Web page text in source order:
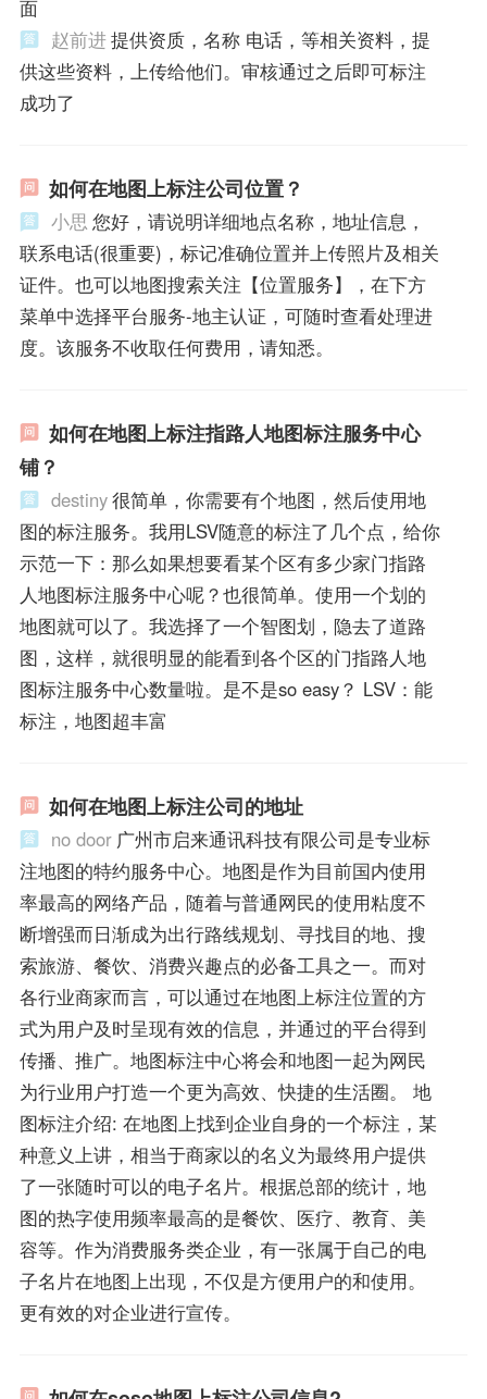
面
赵前进提供资质，名称 电话，等相关资料，提
供这些资料，上传给他们。审核通过之后即可标注
成功了
如何在地图上标注公司位置？
小思 您好，请说明详细地点名称，地址信息，
联系电话(很重要)，标记准确位置并上传照片及相关
证件。也可以地图搜索关注【位置服务】，在下方
菜单中选择平台服务-地主认证，可随时查看处理进
度。该服务不收取任何费用，请知悉。
如何在地图上标注指路人地图标注服务中心
铺？
destiny很简单，你需要有个地图，然后使用地
图的标注服务。我用LSV随意的标注了几个点，给你
示范一下：那么如果想要看某个区有多少家门指路
人地图标注服务中心呢？也很简单。使用一个划的
地图就可以了。我选择了一个智图划，隐去了道路
图，这样，就很明显的能看到各个区的门指路人地
图标注服务中心数量啦。是不是so easy？ LSV：能
标注，地图超丰富
如何在地图上标注公司的地址
no door 广州市启来通讯科技有限公司是专业标
注地图的特约服务中心。地图是作为目前国内使用
率最高的网络产品，随着与普通网民的使用粘度不
断增强而日渐成为出行路线规划、寻找目的地、搜
索旅游、餐饮、消费兴趣点的必备工具之一。而对
各行业商家而言，可以通过在地图上标注位置的方
式为用户及时呈现有效的信息，并通过的平台得到
传播、推广。地图标注中心将会和地图一起为网民
为行业用户打造一个更为高效、快捷的生活圈。 地
图标注介绍: 在地图上找到企业自身的一个标注，某
种意义上讲，相当于商家以的名义为最终用户提供
了一张随时可以的电子名片。根据总部的统计，地
图的热字使用频率最高的是餐饮、医疗、教育、美
容等。作为消费服务类企业，有一张属于自己的电
子名片在地图上出现，不仅是方便用户的和使用。
更有效的对企业进行宣传。